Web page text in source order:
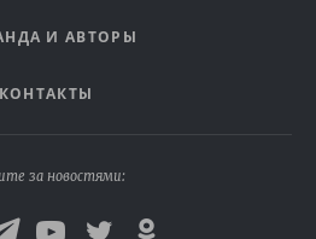
И АВТОРЫ
КОНТАКТЫ
за новостями: